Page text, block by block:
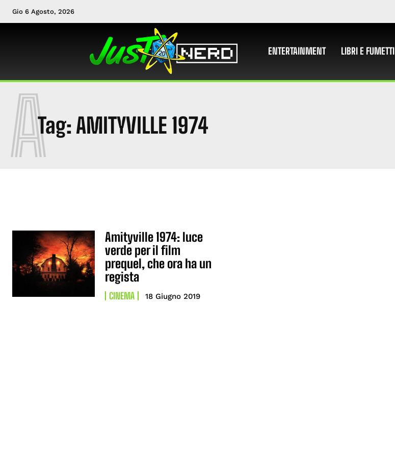
Gio 6 Agosto, 2026
ENTERTAINMENT LIBRI E FUMETTI
Tag: AMITYVILLE 1974
A
Amityville 1974: luce
verde per il film
prequel, che ora ha un
regista
CINEMA 18 Giugno 2019